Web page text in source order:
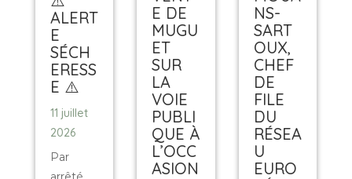
ALERT
E
SÉCH
ERESS
E ⚠️
11 juillet
2026
Par
E DE
MUGU
ET
SUR
LA
VOIE
PUBLI
QUE À
L’OCC
ASION
NS-
SART
OUX,
CHEF
DE
FILE
DU
RÉSEA
U
EURO